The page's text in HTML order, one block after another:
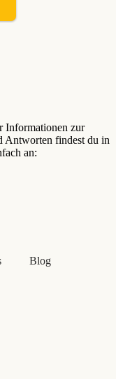
Informationen zur
Antworten findest du in
an:
Blog